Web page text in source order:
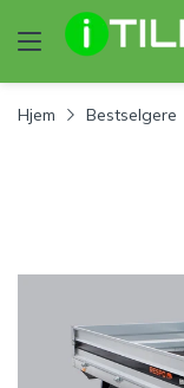
Hjem Bestselgere